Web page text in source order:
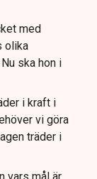
med
olika
ska hon i
i kraft i
vi göra
träder i